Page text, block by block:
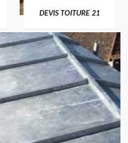
DEVIS TOITURE 21